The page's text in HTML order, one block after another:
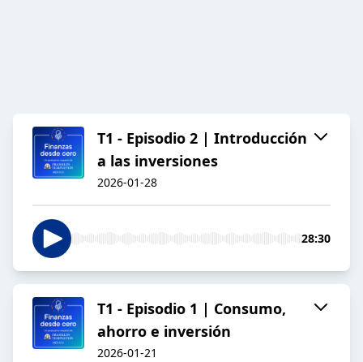
T1 - Episodio 2 | Introducción
a las inversiones
2026-01-28
28:30
T1 - Episodio 1 | Consumo,
ahorro e inversión
2026-01-21